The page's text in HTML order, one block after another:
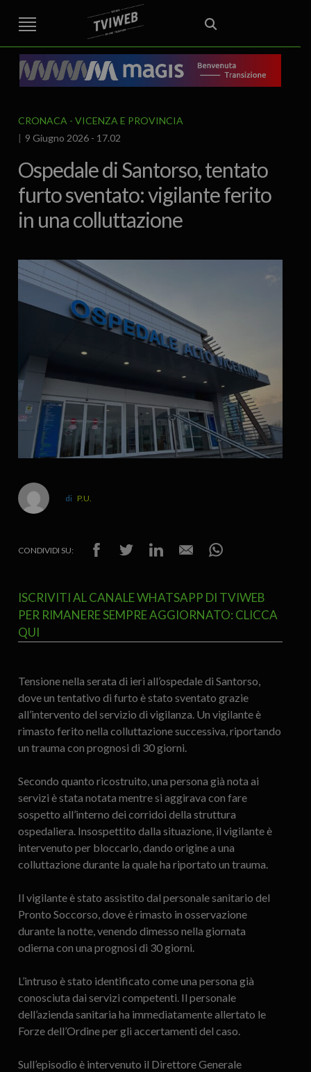
STREET TG CRONACA VENETO
VICENZA E PROVINCIA
AREA BERICA
ECONOMIA ATTUALITA’ POLITICA
EDITORIALE ITALIA E MONDO CURIOSITÀ – LIFESTYLE
CULTURA ARTE
SPORT
IL GRAFFIO FOOD & DRINK
CRONACA
VICENZA E PROVINCIA
9 Giugno 2026 - 17.02
Ospedale di Santorso, tentato
furto sventato: vigilante ferito
in una colluttazione
P.U.
CONDIVIDI SU:
ISCRIVITI AL CANALE WHATSAPP DI TVIWEB
PER RIMANERE SEMPRE AGGIORNATO: CLICCA
QUI
Tensione nella serata di ieri all’ospedale di Santorso,
dove un tentativo di furto è stato sventato grazie
all’intervento del servizio di vigilanza. Un vigilante è
rimasto ferito nella colluttazione successiva, riportando
un trauma con prognosi di 30 giorni.
Secondo quanto ricostruito, una persona già nota ai
servizi è stata notata mentre si aggirava con fare
sospetto all’interno dei corridoi della struttura
ospedaliera. Insospettito dalla situazione, il vigilante è
intervenuto per bloccarlo, dando origine a una
colluttazione durante la quale ha riportato un trauma.
Il vigilante è stato assistito dal personale sanitario del
Pronto Soccorso, dove è rimasto in osservazione
durante la notte, venendo dimesso nella giornata
odierna con una prognosi di 30 giorni.
L’intruso è stato identificato come una persona già
conosciuta dai servizi competenti. Il personale
dell’azienda sanitaria ha immediatamente allertato le
Forze dell’Ordine per gli accertamenti del caso.
Sull’episodio è intervenuto il Direttore Generale